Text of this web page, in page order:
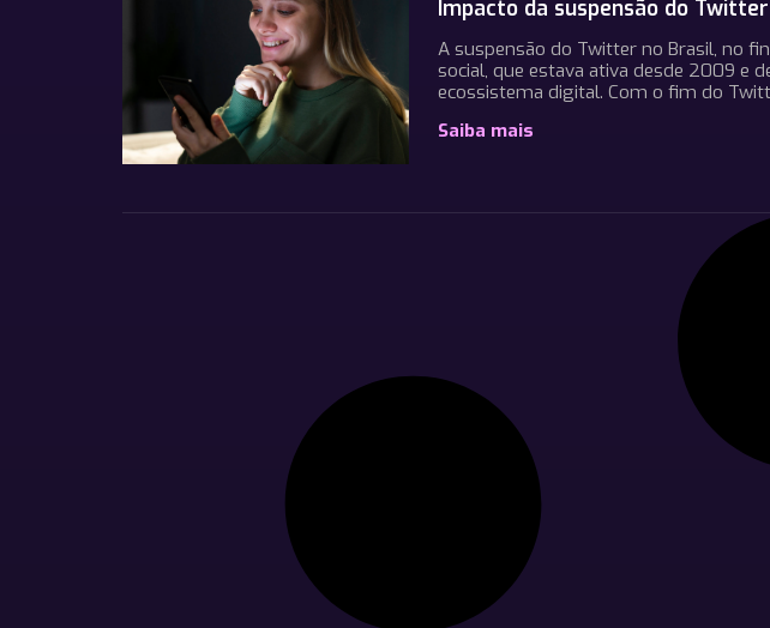
Impacto da suspensão do
A suspensão do Twitter no Brasil, no
social, que estava ativa desde 2009 e
ecossistema digital. Com o fim do
Saiba mais